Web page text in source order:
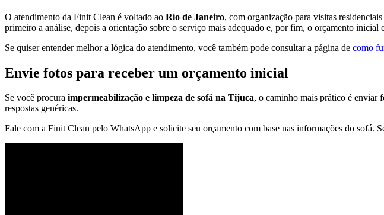
O atendimento da Finit Clean é voltado ao Rio de Janeiro, com organização para visitas
primeiro a análise, depois a orientação sobre o serviço mais adequado e, por fim, o orçamento inicial
Se quiser entender melhor a lógica do atendimento, você também pode consultar a página de como
Envie fotos para receber um orçamento inicial
Se você procura impermeabilização e limpeza de sofá na Tijuca, o caminho mais prático é enviar
respostas genéricas.
Fale com a Finit Clean pelo WhatsApp e solicite seu orçamento com base nas informações do sofá.